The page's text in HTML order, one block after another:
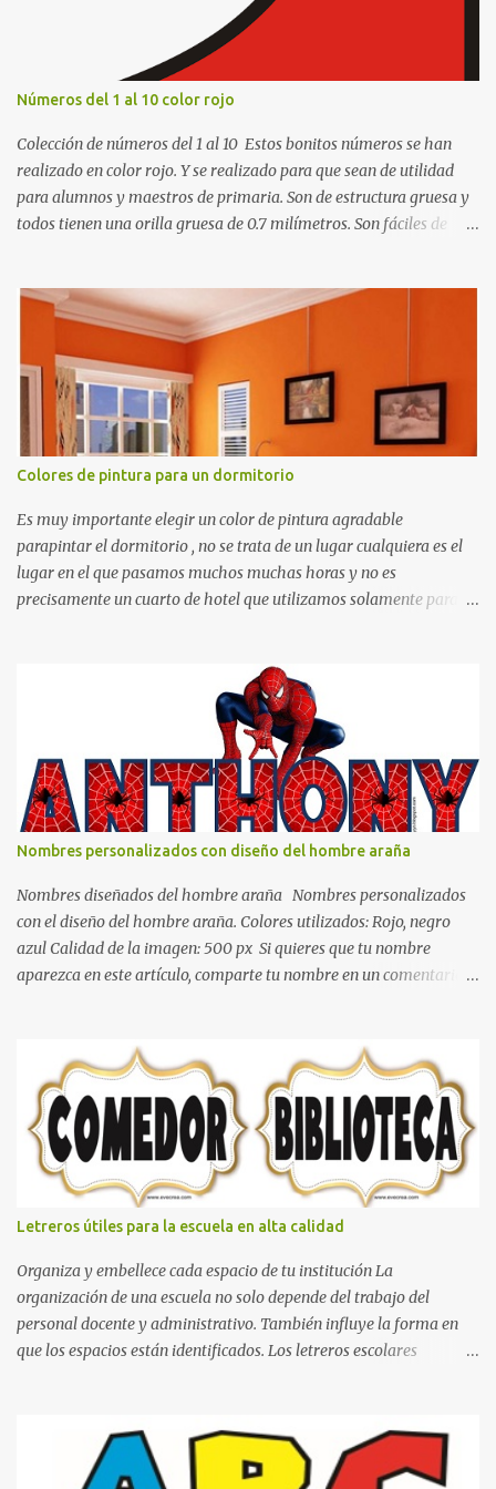
Números del 1 al 10 color rojo
Colección de números del 1 al 10 Estos bonitos números se han
realizado en color rojo. Y se realizado para que sean de utilidad
para alumnos y maestros de primaria. Son de estructura gruesa y
todos tienen una orilla gruesa de 0.7 milímetros. Son fáciles de
matemáticos, para decorar los cumpleaños de los niños, entre
otras cosas.
Colores de pintura para un dormitorio
Es muy importante elegir un color de pintura agradable
parapintar el dormitorio , no se trata de un lugar cualquiera es el
lugar en el que pasamos muchos muchas horas y no es
precisamente un cuarto de hotel que utilizamos solamente para
cómodo y también para nuestra vista. Te mostramos algunas
sugerencias que pueden brindar la elegancia y estilo que buscas
para tu dormitorio. El color naranja es una buena opción para
recibir esa luz y felicidad que todo ser humano necesita. El color
blanco es ideal para lograr el relax total, es un color que va con
todo y además es color bastante limpio que te dará esa sensación
de calidez. Los colores terra son excelentes para usar en el
dormitorio nos brinda esa sensación de tranquilidad y confort. El
color gris es un color muy relajante y por lo tanto entra en la lista
de colo...
Nombres personalizados con diseño del hombre araña
Nombres diseñados del hombre araña Nombres personalizados
con el diseño del hombre araña. Colores utilizados: Rojo, negro
azul Calidad de la imagen: 500 px Si quieres que tu nombre
aparezca en este artículo, comparte tu nombre en un comentario y
decorar el dormitorio con pósters Cama con diseño de ring de
boxeo Ideas para decoraciones de fiestas infantiles Cosas bonitas
que se pueden hacer con gomas de coche
Letreros útiles para la escuela en alta calidad
Organiza y embellece cada espacio de tu institución La
organización de una escuela no solo depende del trabajo del
personal docente y administrativo. También influye la forma en
que los espacios están identificados. Los letreros escolares
decorativo que hace que la institución luzca más ordenada,
moderna y acogedora. Pensando en esta necesidad, he diseñado
una colección de letreros útiles para la escuela con un estilo